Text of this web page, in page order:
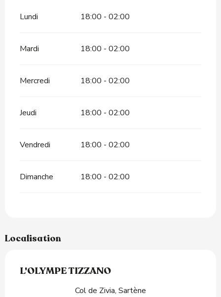
Lundi 18:00 - 02:00
Mardi 18:00 - 02:00
Mercredi 18:00 - 02:00
Jeudi 18:00 - 02:00
Vendredi 18:00 - 02:00
Dimanche 18:00 - 02:00
Localisation
L'OLYMPE TIZZANO
Col de Zivia, Sartène